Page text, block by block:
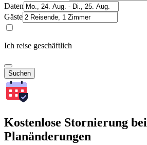
Daten
Gäste
Ich reise geschäftlich
Suchen
Kostenlose Stornierung bei
Planänderungen